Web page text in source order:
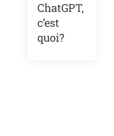
ChatGPT,
c’est
quoi?